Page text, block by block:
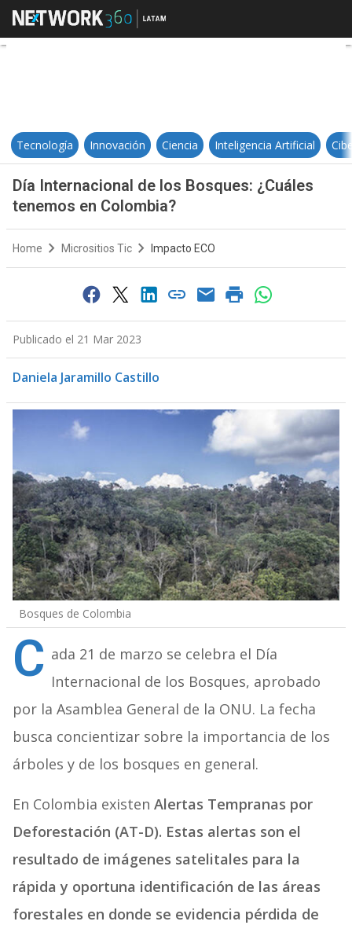
Día Internacional de los
Tecnología Innovación Ciencia Inteligencia Artificial
Día Internacional de los Bosques: ¿Cuáles
tenemos en Colombia?
Home Micrositios Tic Impacto ECO
Publicado el 21 Mar 2023
Daniela Jaramillo Castillo
Bosques de Colombia
C ada 21 de marzo se celebra el Día
Internacional de los Bosques, aprobado
por la Asamblea General de la ONU. La fecha
busca concientizar sobre la importancia de los
árboles y de los bosques en general.
En Colombia existen Alertas Tempranas por
Deforestación (AT-D). Estas alertas son el
resultado de imágenes satelitales para la
rápida y oportuna identificación de las áreas
forestales en donde se evidencia pérdida de